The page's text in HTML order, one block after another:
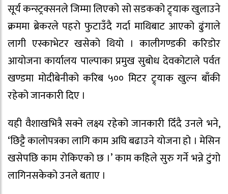
सूर्य कन्स्ट्रक्सनले जिम्मा लिएको सो सडकको ट्र्याक खुलाउने
क्रममा ब्रेकरले पहरो फुटाउँदै गर्दा माथिबाट आएको ढुंगाले
लागी एस्काभेटर खसेको थियो । कालीगण्डकी करिडोर
आयोजना कार्यालय पाल्पाका प्रमुख सुबोध देवकोटाले पर्वत
खण्डमा मोदीबेनीको करिब ५०० मिटर ट्र्याक खुल्न बाँकी
रहेको जानकारी दिए ।
यही वैशाखभित्रै सक्ने लक्ष्य रहेको जानकारी दिँदै उनले भने,
‘छिट्टै कालोपत्रका लागि काम अघि बढाउने योजना हो । मेसिन
खसेपछि काम रोकिएको छ ।’ काम कहिले सुरु गर्ने भन्ने टुंगो
लागिनसकेको उनले बताए ।